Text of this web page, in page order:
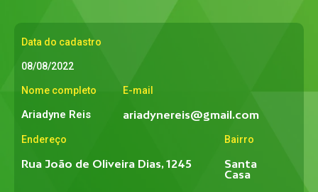
Data do cadastro
08/08/2022
Nome completo
Ariadyne Reis
E-mail
ariadynereis@gmail.com
Endereço
Rua João de Oliveira Dias, 1245
Bairro
Santa
Casa